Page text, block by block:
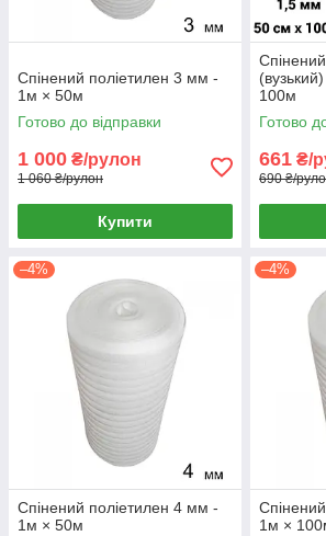
Спінений поліетилен 3 мм -
1м × 50м
Готово до відправки
1 000 ₴/рулон
1 060 ₴/рулон
Купити
100м
Готово
661 ₴/
690 ₴/
–4%
Спінений поліетилен 4 мм -
1м × 50м
–4%
1м ×